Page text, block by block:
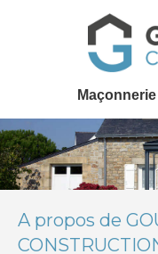
A propos de